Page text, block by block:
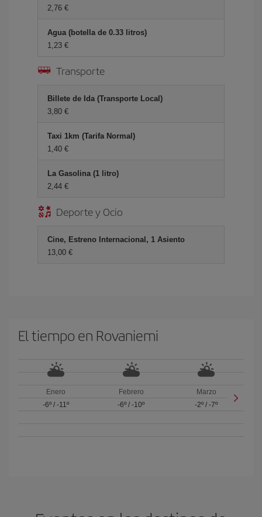
2,76 €
Agua (botella de 0.33 litros)
1,23 €
Transporte
Billete de Ida (Transporte Local)
3,80 €
Taxi 1km (Tarifa Normal)
1,40 €
La Gasolina (1 litro)
2,44 €
Deporte y Ocio
Cine, Estreno Internacional, 1 Asiento
13,00 €
El tiempo en Rovaniemi
Enero
-6º/ -11º
Febrero
-6º / -10º
Marzo
-2º /-7º